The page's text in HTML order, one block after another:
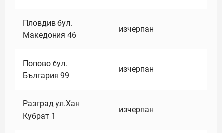
Пловдив бул.
Македония 46
изчерпан
Попово бул.
България 99
изчерпан
Разград ул.Хан
Кубрат 1
изчерпан